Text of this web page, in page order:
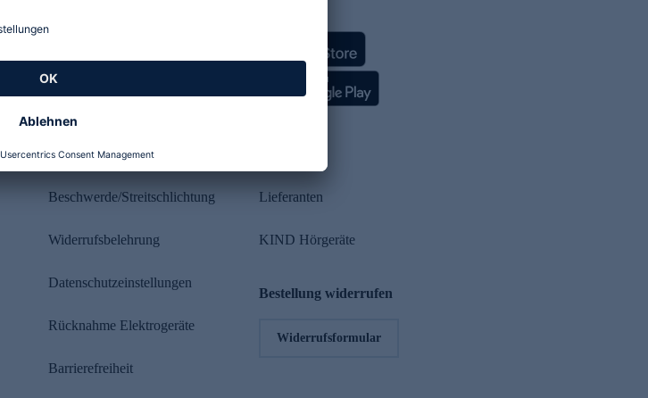
Rechtliches
Beschwerde/Streitschlichtung
Widerrufsbelehrung
Datenschutzeinstellungen
Rücknahme Elektrogeräte
Barrierefreiheit
Lieferanten
KIND Hörgeräte
Bestellung widerrufen
Widerrufsformular